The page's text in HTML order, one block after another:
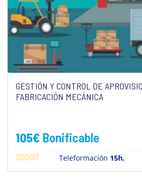
GESTIÓN Y CONTROL DE
FABRICACIÓN MECÁNICA
105€ Bonificable
Teleformación 15h.